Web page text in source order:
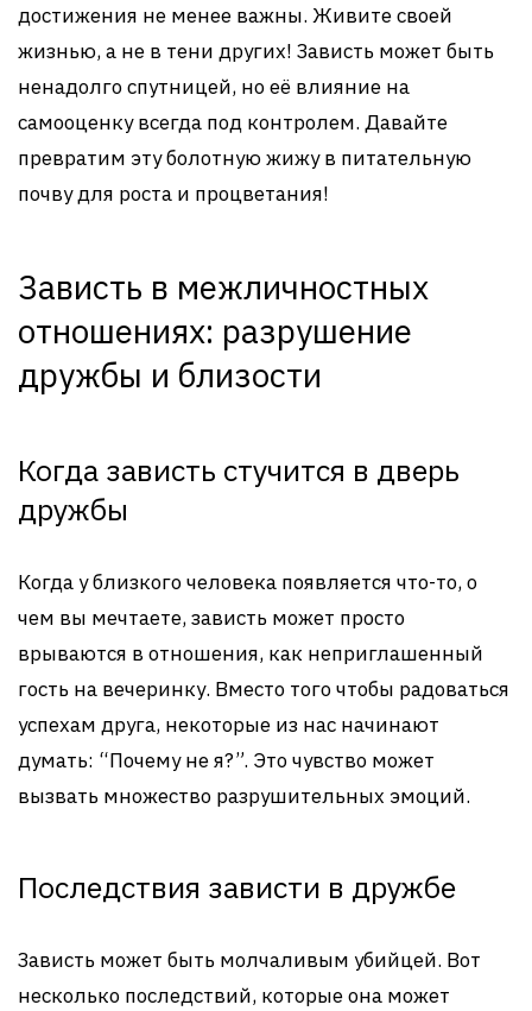
достижения не менее важны. Живите своей
жизнью, а не в тени других! Зависть может быть
ненадолго спутницей, но её влияние на
самооценку всегда под контролем. Давайте
превратим эту болотную жижу в питательную
почву для роста и процветания!
Зависть в межличностных
отношениях: разрушение
дружбы и близости
Когда зависть стучится в дверь
дружбы
Когда у близкого человека появляется что-то, о
чем вы мечтаете, зависть может просто
врываются в отношения, как неприглашенный
гость на вечеринку. Вместо того чтобы радоваться
успехам друга, некоторые из нас начинают
думать: “Почему не я?”. Это чувство может
вызвать множество разрушительных эмоций.
Последствия зависти в дружбе
Зависть может быть молчаливым убийцей. Вот
несколько последствий, которые она может